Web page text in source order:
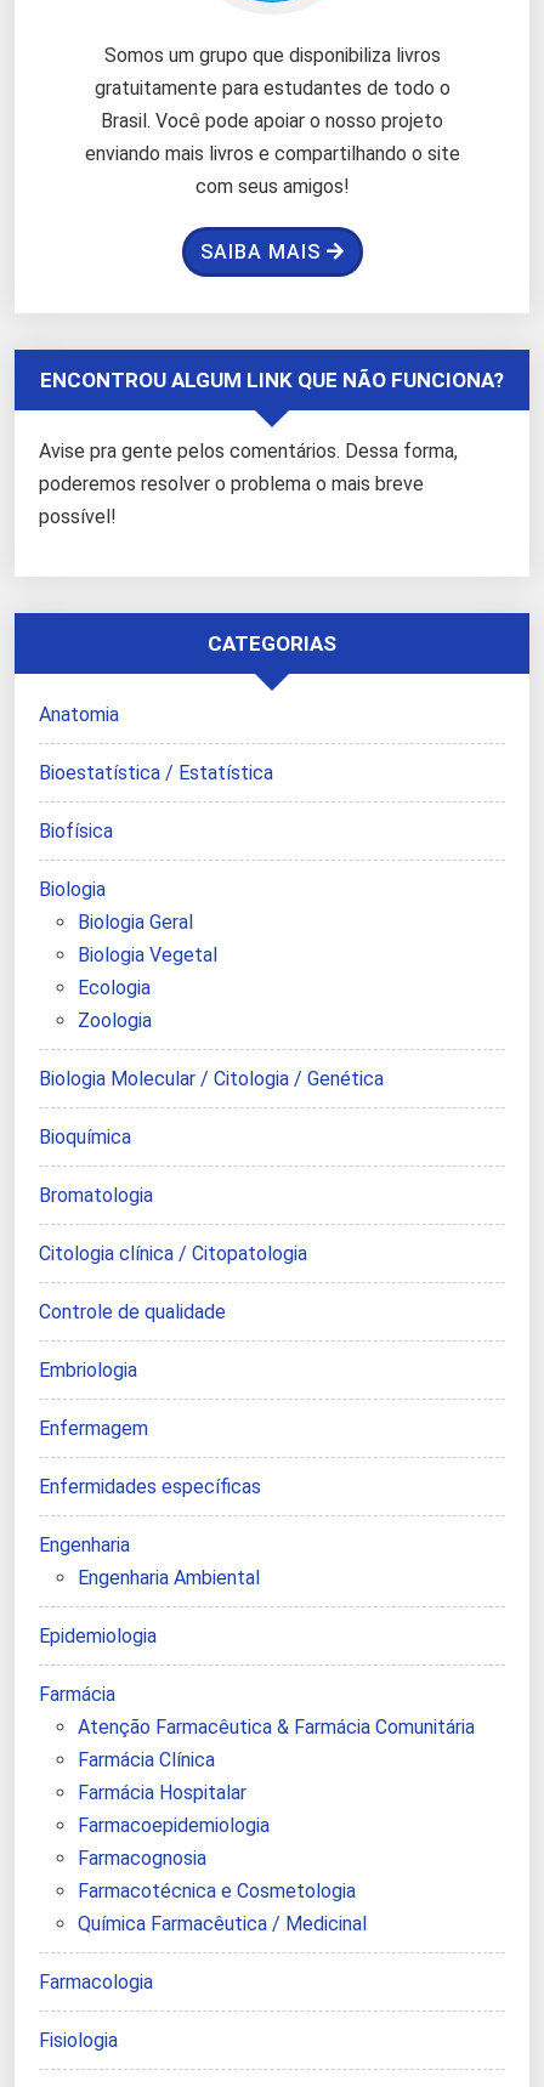
Somos um grupo que disponibiliza livros
gratuitamente para estudantes de todo o
Brasil. Você pode apoiar o nosso projeto
enviando mais livros e compartilhando o site
com seus amigos!
SAIBA MAIS
ENCONTROU ALGUM LINK QUE NÃO FUNCIONA?
Avise pra gente pelos comentários. Dessa forma,
poderemos resolver o problema o mais breve
possível!
CATEGORIAS
Anatomia
Bioestatística / Estatística
Biofísica
Biologia
Biologia Geral
Biologia Vegetal
Ecologia
Zoologia
Biologia Molecular / Citologia / Genética
Bioquímica
Bromatologia
Citologia clínica / Citopatologia
Controle de qualidade
Embriologia
Enfermagem
Enfermidades específicas
Engenharia
Engenharia Ambiental
Epidemiologia
Farmácia
Atenção Farmacêutica & Farmácia Comunitária
Farmácia Clínica
Farmácia Hospitalar
Farmacoepidemiologia
Farmacognosia
Farmacotécnica e Cosmetologia
Química Farmacêutica / Medicinal
Farmacologia
Fisiologia